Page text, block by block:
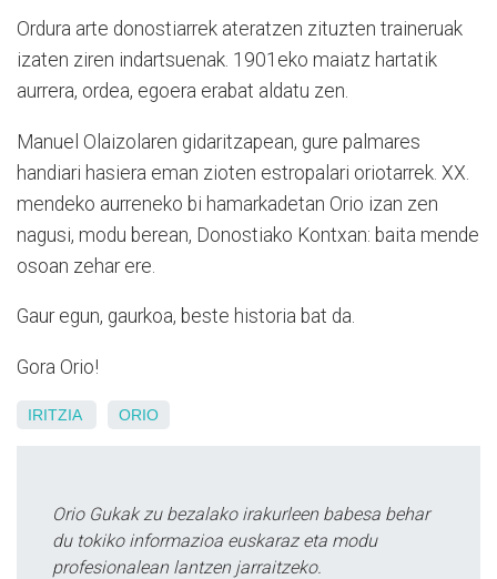
Ordura arte donostiarrek ateratzen zituzten traineruak
izaten ziren indartsuenak. 1901eko maiatz hartatik
aurrera, ordea, egoera erabat aldatu zen.
Manuel Olaizolaren gidaritzapean, gure palmares
handiari hasiera eman zioten estropalari oriotarrek. XX.
mendeko aurreneko bi hamarkadetan Orio izan zen
nagusi, modu berean, Donostiako Kontxan: baita mende
osoan zehar ere.
Gaur egun, gaurkoa, beste historia bat da.
Gora Orio!
IRITZIA ORIO
Orio Gukak zu bezalako irakurleen babesa behar
du tokiko informazioa euskaraz eta modu
profesionalean lantzen jarraitzeko.